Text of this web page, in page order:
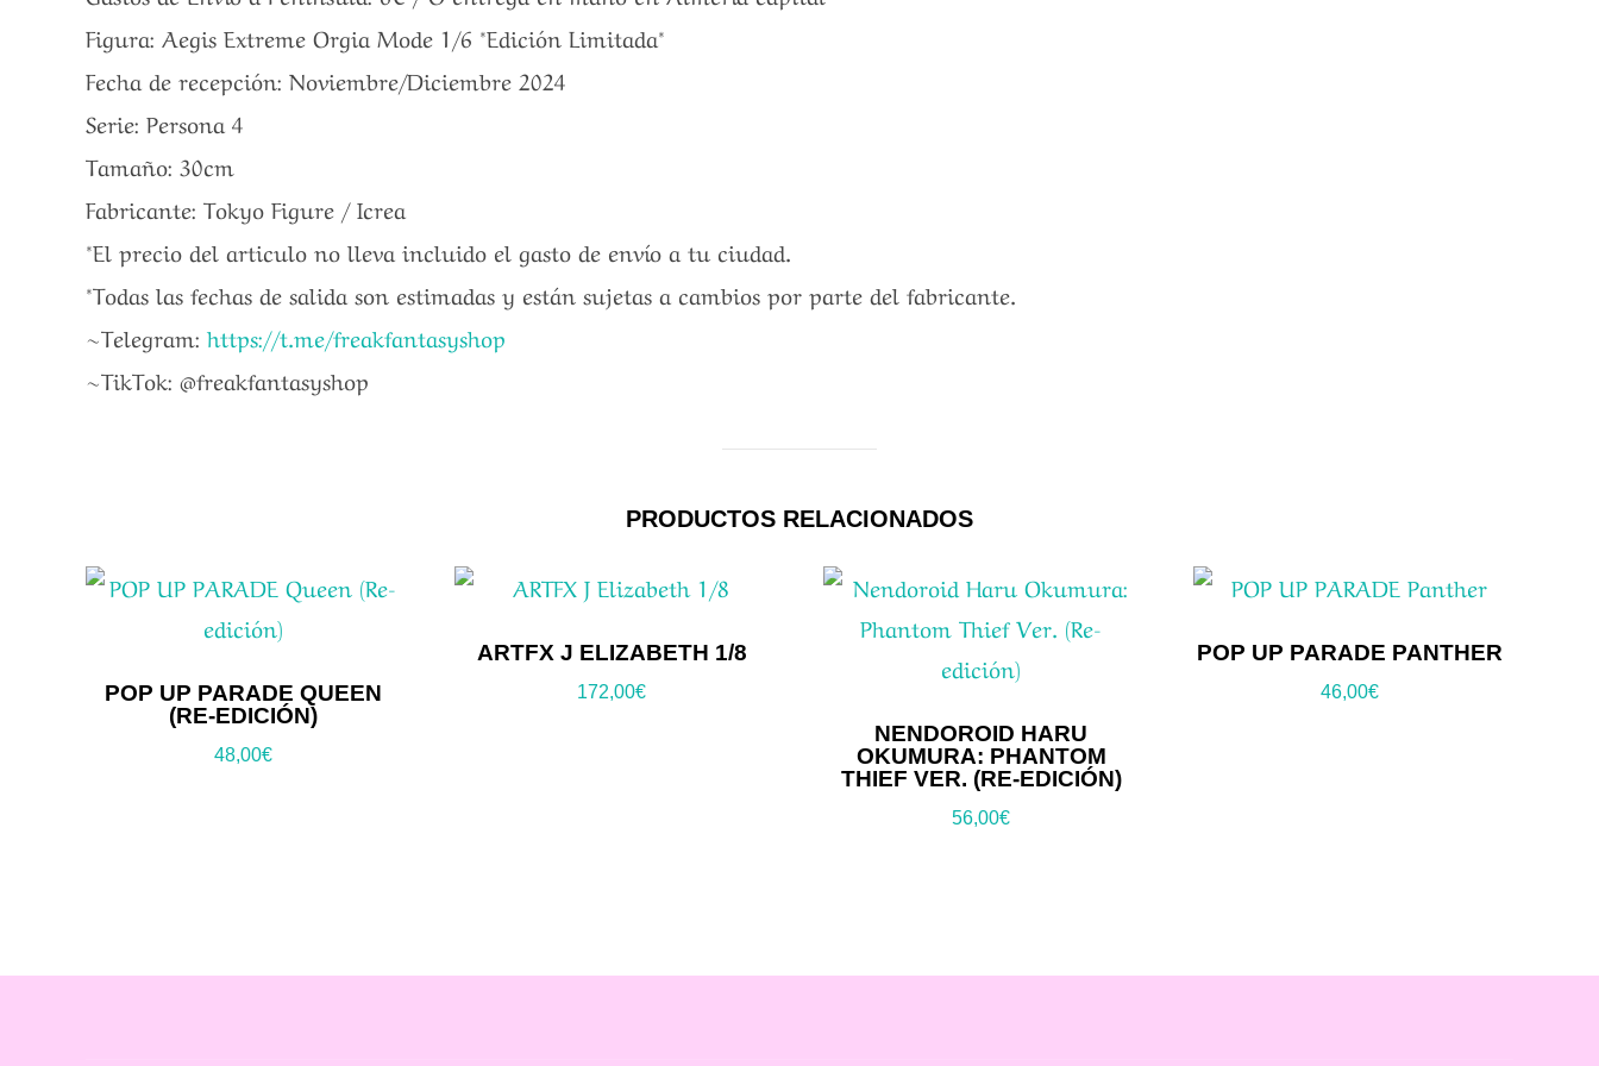
Figura: Aegis Extreme Orgia Mode 1/6 *Edición Limitada*
Fecha de recepción: Noviembre/Diciembre 2024
Serie: Persona 4
Tamaño: 30cm
Fabricante: Tokyo Figure / Icrea
*El precio del articulo no lleva incluido el gasto de envío a tu ciudad.
*Todas las fechas de salida son estimadas y están sujetas a cambios por parte del fabricante.
~Telegram: https://t.me/freakfantasyshop
~TikTok: @freakfantasyshop
PRODUCTOS RELACIONADOS
POP UP PARADE QUEEN
(RE-EDICIÓN)
48,00€
ARTFX J ELIZABETH 1/8
172,00€
NENDOROID HARU
OKUMURA: PHANTOM
THIEF VER. (RE-EDICIÓN)
56,00€
POP UP PARADE PANTHER
46,00€